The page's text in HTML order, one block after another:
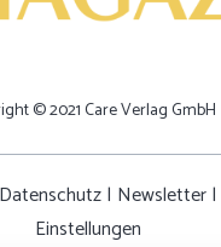
© 2021 Care Verlag GmbH
Datenschutz| Newsletter|
Einstellungen